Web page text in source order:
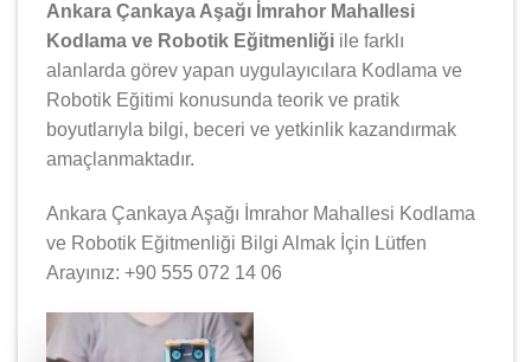
Ankara Çankaya Aşağı İmrahor Mahallesi
Kodlama ve Robotik Eğitmenliği ile farklı
alanlarda görev yapan uygulayıcılara Kodlama ve
Robotik Eğitimi konusunda teorik ve pratik
boyutlarıyla bilgi, beceri ve yetkinlik kazandırmak
amaçlanmaktadır.
Ankara Çankaya Aşağı İmrahor Mahallesi Kodlama
ve Robotik Eğitmenliği Bilgi Almak İçin Lütfen
Arayınız: +90 555 072 14 06